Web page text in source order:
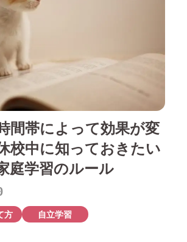
間帯によって効果が変
校中に知っておきたい
庭学習のルール
方 自立学習